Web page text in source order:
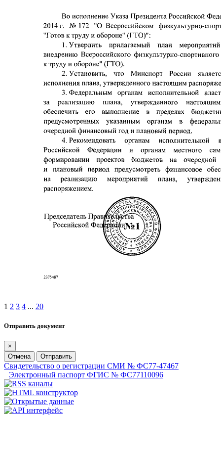
1 2 3 4 ... 20
Отправить документ
×
Отмена
Отправить
Свидетельство о регистрации СМИ № ФС77-47467
Электронный паспорт ФГИС № ФС77110096